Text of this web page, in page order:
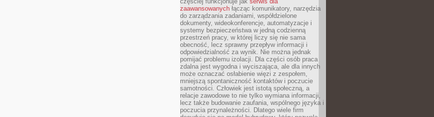
zaawansowanych łącząc komunikatory, narzędzia
do zarządzania zadaniami, współdzielone
dokumenty, wideokonferencje, automatyzacje i
systemy bezpieczeństwa w jedną codzienną
przestrzeń pracy, w której liczy się nie sama
obecność, lecz sprawny przepływ informacji i
odpowiedzialność za wynik. Nie można jednak
pomijać problemu izolacji. Dla części osób praca
zdalna jest wygodna i wyciszająca, ale dla innych
może oznaczać osłabienie więzi z zespołem,
mniejszą spontaniczność kontaktów i poczucie
samotności. Człowiek jest istotą społeczną, a
relacje zawodowe to nie tylko wymiana informacji,
lecz także budowanie zaufania, wspólnego języka i
poczucia przynależności. Dlatego wiele firm